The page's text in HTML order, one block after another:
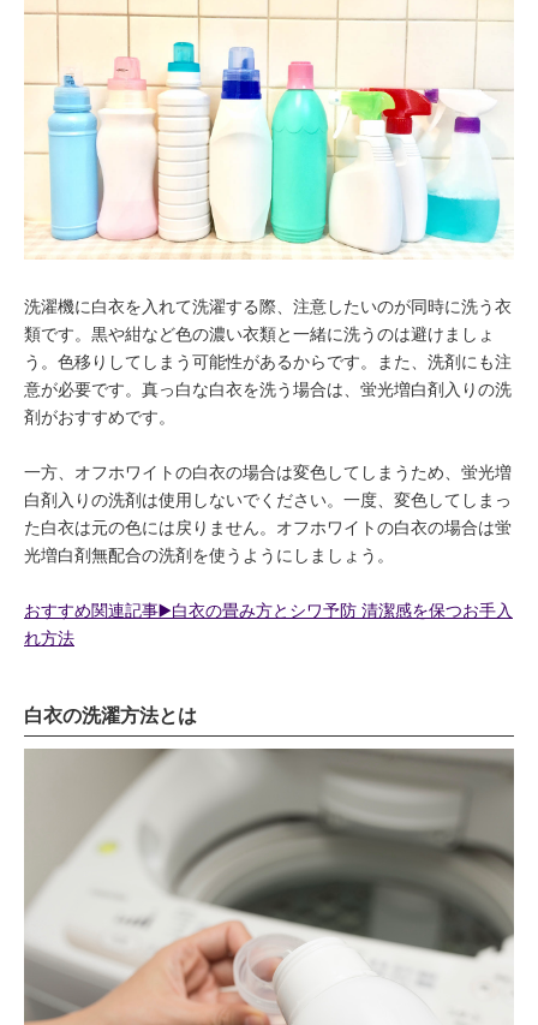
洗濯機に白衣を入れて洗濯する際、注意したいのが同時に洗う衣
類です。黒や紺など色の濃い衣類と一緒に洗うのは避けましょ
う。色移りしてしまう可能性があるからです。また、洗剤にも注
意が必要です。真っ白な白衣を洗う場合は、蛍光増白剤入りの洗
剤がおすすめです。
一方、オフホワイトの白衣の場合は変色してしまうため、蛍光増
白剤入りの洗剤は使用しないでください。一度、変色してしまっ
た白衣は元の色には戻りません。オフホワイトの白衣の場合は蛍
光増白剤無配合の洗剤を使うようにしましょう。
おすすめ関連記事▶️白衣の畳み方とシワ予防 清潔感を保つお手入
れ方法
白衣の洗濯方法とは